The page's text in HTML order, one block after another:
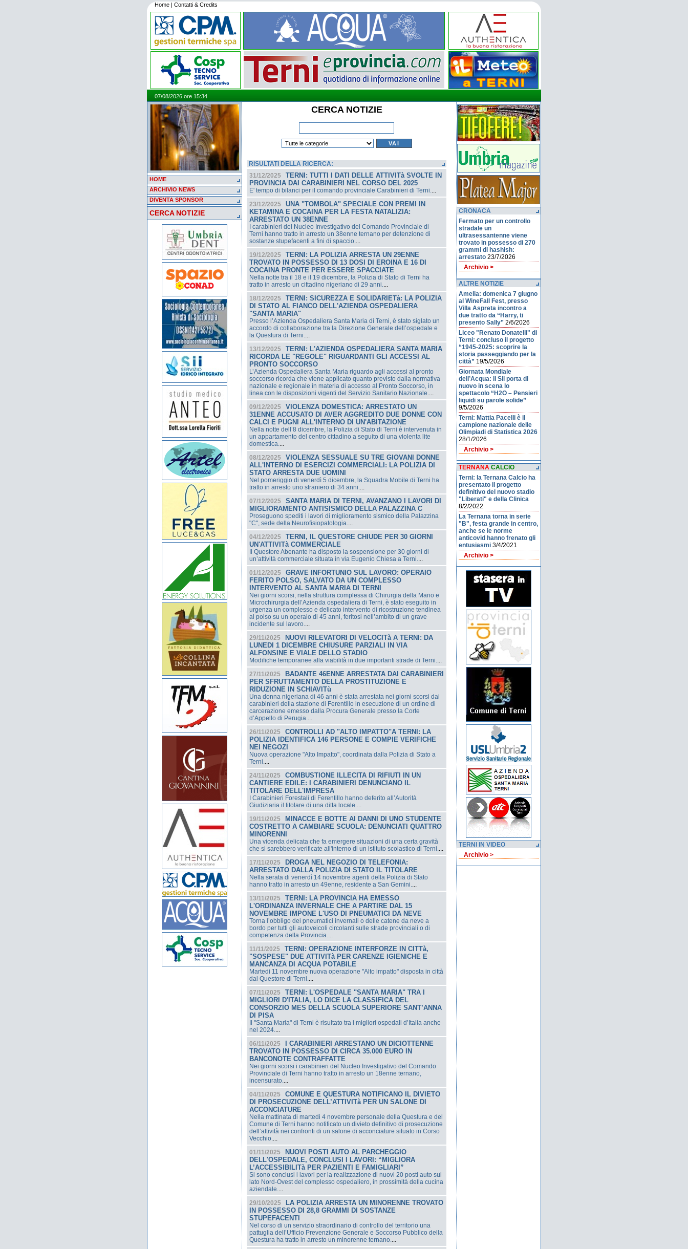
Home | Contatti & Credits
07/08/2026 ore 15:34
HOME
ARCHIVIO NEWS
DIVENTA SPONSOR
CERCA NOTIZIE
CRONACA
Fermato per un controllo
stradale un
ultrasessantenne viene
trovato in possesso di 270
grammi di hashish:
arrestato 23/7/2026
Archivio >
ALTRE NOTIZIE
Amelia: domenica 7 giugno
al WineFall Fest, presso
Villa Aspreta incontro a
due tratto da “Harry, ti
presento Sally” 2/6/2026
Liceo "Renato Donatelli" di
Terni: concluso il progetto
“1945-2025: scoprire la
storia passeggiando per la
città” 19/5/2026
Giornata Mondiale
dell’Acqua: il Sii porta di
nuovo in scena lo
spettacolo “H2O – Pensieri
liquidi su parole solide”
9/5/2026
Terni: Mattia Pacelli è il
campione nazionale delle
Olimpiadi di Statistica 2026
28/1/2026
Archivio >
TERNANA CALCIO
Terni: la Ternana Calcio ha
presentato il progetto
definitivo del nuovo stadio
"Liberati" e della Clinica
8/2/2022
La Ternana torna in serie
"B", festa grande in centro,
anche se le norme
anticovid hanno frenato gli
entusiasmi 3/4/2021
Archivio >
TERNI IN VIDEO
Archivio >
CERCA NOTIZIE
RISULTATI DELLA RICERCA:
31/12/2025
TERNI: TUTTI I DATI DELLE ATTIVITà SVOLTE IN
PROVINCIA DAI CARABINIERI NEL CORSO DEL 2025
E' tempo di bilanci per il comando provinciale Carabinieri di Terni....
23/12/2025
UNA "TOMBOLA" SPECIALE CON PREMI IN
KETAMINA E COCAINA PER LA FESTA NATALIZIA:
ARRESTATO UN 38ENNE
I carabinieri del Nucleo Investigativo del Comando Provinciale di
Terni hanno tratto in arresto un 38enne ternano per detenzione di
sostanze stupefacenti a fini di spaccio....
19/12/2025
TERNI: LA POLIZIA ARRESTA UN 29ENNE
TROVATO IN POSSESSO DI 13 DOSI DI EROINA E 16 DI
COCAINA PRONTE PER ESSERE SPACCIATE
Nella notte tra il 18 e il 19 dicembre, la Polizia di Stato di Terni ha
tratto in arresto un cittadino nigeriano di 29 anni....
18/12/2025
TERNI: SICUREZZA E SOLIDARIETà: LA POLIZIA
DI STATO AL FIANCO DELL'AZIENDA OSPEDALIERA
"SANTA MARIA"
Presso l’Azienda Ospedaliera Santa Maria di Terni, è stato siglato un
accordo di collaborazione tra la Direzione Generale dell’ospedale e
la Questura di Terni....
13/12/2025
TERNI: L'AZIENDA OSPEDALIERA SANTA MARIA
RICORDA LE "REGOLE" RIGUARDANTI GLI ACCESSI AL
PRONTO SOCCORSO
L’Azienda Ospedaliera Santa Maria riguardo agli accessi al pronto
soccorso ricorda che viene applicato quanto previsto dalla normativa
nazionale e regionale in materia di accesso al Pronto Soccorso, in
linea con le disposizioni vigenti del Servizio Sanitario Nazionale....
09/12/2025
VIOLENZA DOMESTICA: ARRESTATO UN
31ENNE ACCUSATO DI AVER AGGREDITO DUE DONNE CON
CALCI E PUGNI ALL'INTERNO DI UN'ABITAZIONE
Nella notte dell’8 dicembre, la Polizia di Stato di Terni è intervenuta in
un appartamento del centro cittadino a seguito di una violenta lite
domestica....
08/12/2025
VIOLENZA SESSUALE SU TRE GIOVANI DONNE
ALL'INTERNO DI ESERCIZI COMMERCIALI: LA POLIZIA DI
STATO ARRESTA DUE UOMINI
Nel pomeriggio di venerdì 5 dicembre, la Squadra Mobile di Terni ha
tratto in arresto uno straniero di 34 anni....
07/12/2025
SANTA MARIA DI TERNI, AVANZANO I LAVORI DI
MIGLIORAMENTO ANTISISMICO DELLA PALAZZINA C
Proseguono spediti i lavori di miglioramento sismico della Palazzina
"C", sede della Neurofisiopatologia....
04/12/2025
TERNI, IL QUESTORE CHIUDE PER 30 GIORNI
UN'ATTIVITà COMMERCIALE
Il Questore Abenante ha disposto la sospensione per 30 giorni di
un’attività commerciale situata in via Eugenio Chiesa a Terni....
01/12/2025
GRAVE INFORTUNIO SUL LAVORO: OPERAIO
FERITO POLSO, SALVATO DA UN COMPLESSO
INTERVENTO AL SANTA MARIA DI TERNI
Nei giorni scorsi, nella struttura complessa di Chirurgia della Mano e
Microchirurgia dell’Azienda ospedaliera di Terni, è stato eseguito in
urgenza un complesso e delicato intervento di ricostruzione tendinea
al polso su un operaio di 45 anni, feritosi nell’ambito di un grave
incidente sul lavoro....
29/11/2025
NUOVI RILEVATORI DI VELOCITà A TERNI: DA
LUNEDI 1 DICEMBRE CHIUSURE PARZIALI IN VIA
ALFONSINE E VIALE DELLO STADIO
Modifiche temporanee alla viabilità in due importanti strade di Terni....
27/11/2025
BADANTE 46ENNE ARRESTATA DAI CARABINIERI
PER SFRUTTAMENTO DELLA PROSTITUZIONE E
RIDUZIONE IN SCHIAVITù
Una donna nigeriana di 46 anni è stata arrestata nei giorni scorsi dai
carabinieri della stazione di Ferentillo in esecuzione di un ordine di
carcerazione emesso dalla Procura Generale presso la Corte
d’Appello di Perugia....
26/11/2025
CONTROLLI AD "ALTO IMPATTO"A TERNI: LA
POLIZIA IDENTIFICA 146 PERSONE E COMPIE VERIFICHE
NEI NEGOZI
Nuova operazione "Alto Impatto", coordinata dalla Polizia di Stato a
Terni....
24/11/2025
COMBUSTIONE ILLECITA DI RIFIUTI IN UN
CANTIERE EDILE: I CARABINIERI DENUNCIANO IL
TITOLARE DELL'IMPRESA
I Carabinieri Forestali di Ferentillo hanno deferito all’Autorità
Giudiziaria il titolare di una ditta locale....
19/11/2025
MINACCE E BOTTE AI DANNI DI UNO STUDENTE
COSTRETTO A CAMBIARE SCUOLA: DENUNCIATI QUATTRO
MINORENNI
Una vicenda delicata che fa emergere situazioni di una certa gravità
che si sarebbero verificate all'interno di un istituto scolastico di Terni....
17/11/2025
DROGA NEL NEGOZIO DI TELEFONIA:
ARRESTATO DALLA POLIZIA DI STATO IL TITOLARE
Nella serata di venerdì 14 novembre agenti della Polizia di Stato
hanno tratto in arresto un 49enne, residente a San Gemini....
13/11/2025
TERNI: LA PROVINCIA HA EMESSO
L'ORDINANZA INVERNALE CHE A PARTIRE DAL 15
NOVEMBRE IMPONE L'USO DI PNEUMATICI DA NEVE
Torna l’obbligo dei pneumatici invernali o delle catene da neve a
bordo per tutti gli autoveicoli circolanti sulle strade provinciali o di
competenza della Provincia....
11/11/2025
TERNI: OPERAZIONE INTERFORZE IN CITTà,
"SOSPESE" DUE ATTIVITà PER CARENZE IGIENICHE E
MANCANZA DI ACQUA POTABILE
Martedi 11 novembre nuova operazione "Alto impatto" disposta in città
dal Questore di Terni....
07/11/2025
TERNI: L'OSPEDALE "SANTA MARIA" TRA I
MIGLIORI D'ITALIA, LO DICE LA CLASSIFICA DEL
CONSORZIO MES DELLA SCUOLA SUPERIORE SANT’ANNA
DI PISA
Il "Santa Maria" di Terni è risultato tra i migliori ospedali d’Italia anche
nel 2024....
06/11/2025
I CARABINIERI ARRESTANO UN DICIOTTENNE
TROVATO IN POSSESSO DI CIRCA 35.000 EURO IN
BANCONOTE CONTRAFFATTE
Nei giorni scorsi i carabinieri del Nucleo Investigativo del Comando
Provinciale di Terni hanno tratto in arresto un 18enne ternano,
incensurato....
04/11/2025
COMUNE E QUESTURA NOTIFICANO IL DIVIETO
DI PROSECUZIONE DELL’ATTIVITà PER UN SALONE DI
ACCONCIATURE
Nella mattinata di martedi 4 novembre personale della Questura e del
Comune di Terni hanno notificato un divieto definitivo di prosecuzione
dell’attività nei confronti di un salone di acconciature situato in Corso
Vecchio....
01/11/2025
NUOVI POSTI AUTO AL PARCHEGGIO
DELL'OSPEDALE, CONCLUSI I LAVORI: “MIGLIORA
L’ACCESSIBILITà PER PAZIENTI E FAMIGLIARI”
Si sono conclusi i lavori per la realizzazione di nuovi 20 posti auto sul
lato Nord-Ovest del complesso ospedaliero, in prossimità della cucina
aziendale....
29/10/2025
LA POLIZIA ARRESTA UN MINORENNE TROVATO
IN POSSESSO DI 28,8 GRAMMI DI SOSTANZE
STUPEFACENTI
Nel corso di un servizio straordinario di controllo del territorio una
pattuglia dell’Ufficio Prevenzione Generale e Soccorso Pubblico della
Questura ha tratto in arresto un minorenne ternano....